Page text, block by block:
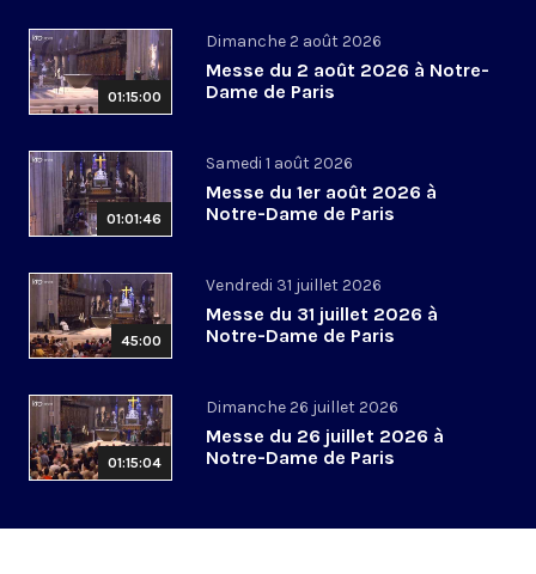
01:15:00
Dimanche 2 août 2026
Messe du 2 août 2026 à Notre-
Dame de Paris
01:01:46
Samedi 1 août 2026
Messe du 1er août 2026 à
Notre-Dame de Paris
45:00
Vendredi 31 juillet 2026
Messe du 31 juillet 2026 à
Notre-Dame de Paris
01:15:04
Dimanche 26 juillet 2026
Messe du 26 juillet 2026 à
Notre-Dame de Paris